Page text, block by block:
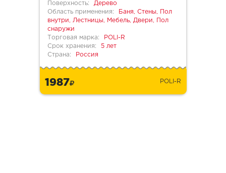
Поверхность:
Дерево
Область применения:
Баня, Стены, Пол
внутри, Лестницы, Мебель, Двери, Пол
снаружи
Торговая марка:
POLI-R
Срок хранения:
5 лет
Страна:
Россия
1987 POLI-R